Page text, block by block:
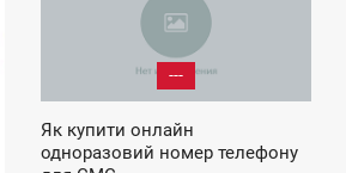
---
Як купити онлайн
одноразовий номер телефону